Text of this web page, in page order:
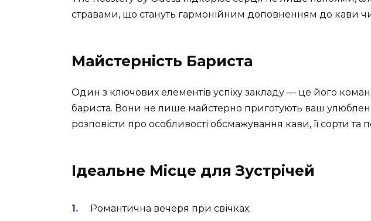
стравами, що стануть гармонійним доповненням до кави
Майстерність Бариста
Один з ключових елементів успіху закладу — це його
бариста. Вони не лише майстерно приготують ваш
розповісти про особливості обсмажування кави, її сорти та
Ідеальне Місце для Зустрічей
Романтична вечеря при свічках.